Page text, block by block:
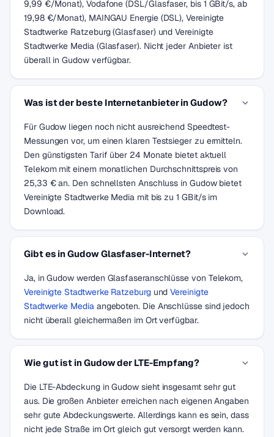
9,99 €/Monat), Vodafone (DSL/Glasfaser, bis 1 GBit/s, ab
19,98 €/Monat), MAINGAU Energie (DSL), Vereinigte
Stadtwerke Ratzeburg (Glasfaser) und Vereinigte
Stadtwerke Media (Glasfaser). Nicht jeder Anbieter ist
überall in Gudow verfügbar.
Was ist der beste Internetanbieter in Gudow?
Für Gudow liegen noch nicht ausreichend Speedtest-
Messungen vor, um einen klaren Testsieger zu ermitteln.
Den günstigsten Tarif über 24 Monate bietet aktuell
Telekom mit einem monatlichen Durchschnittspreis von
25,33 € an. Den schnellsten Anschluss in Gudow bietet
Vereinigte Stadtwerke Media mit bis zu 1 GBit/s im
Download.
Gibt es in Gudow Glasfaser-Internet?
Ja, in Gudow werden Glasfaseranschlüsse von Telekom,
Vereinigte Stadtwerke RatzeburgundVereinigte
Stadtwerke Mediaangeboten. Die Anschlüsse sind jedoch
nicht überall gleichermaßen im Ort verfügbar.
Wie gut ist in Gudow der LTE-Empfang?
Die LTE-Abdeckung in Gudow sieht insgesamt sehr gut
aus. Die großen Anbieter erreichen nach eigenen Angaben
sehr gute Abdeckungswerte. Allerdings kann es sein, dass
nicht jede Straße im Ort gleich gut versorgt werden kann.